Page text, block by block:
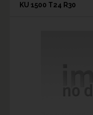
KU 1500 T24 R30